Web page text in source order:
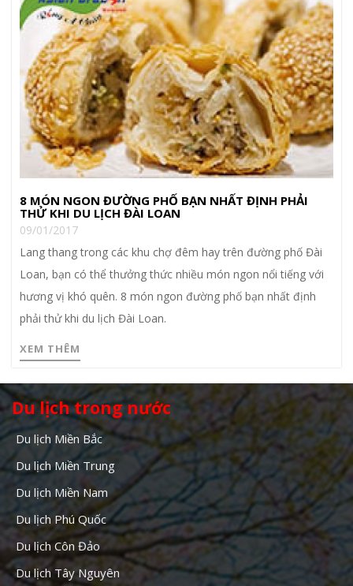
8 MÓN NGON ĐƯỜNG PHỐ BẠN NHẤT ĐỊNH PHẢI
THỬ KHI DU LỊCH ĐÀI LOAN
09/01/2017
Lang thang trong các khu chợ đêm hay trên đường phố Đài
Loan, bạn có thể thưởng thức nhiều món ngon nổi tiếng với
hương vị khó quên. 8 món ngon đường phố bạn nhất định
phải thử khi du lịch Đài Loan.
XEM THÊM
Du lịch trong nước
Du lịch Miền Bắc
Du lịch Miền Trung
Du lịch Miền Nam
Du lịch Phú Quốc
Du lịch Côn Đảo
Du lịch Tây Nguyên